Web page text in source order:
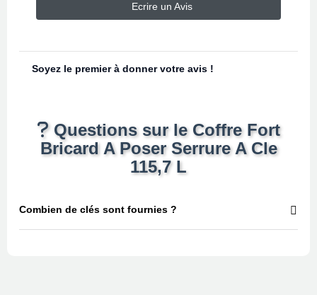
Ecrire un Avis
Soyez le premier à donner votre avis !
Questions sur le Coffre Fort
Bricard A Poser Serrure A Cle
115,7 L
Combien de clés sont fournies ?